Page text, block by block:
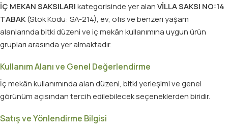
İÇ MEKAN SAKSILARIkategorisinde yer alanVİLLA SAKSI NO:14
TABAK(Stok Kodu: SA-214), ev, ofis ve benzeri yaşam
alanlarında bitki düzeni ve iç mekân kullanımına uygun ürün
grupları arasında yer almaktadır.
Kullanım Alanı ve Genel Değerlendirme
İç mekân kullanımında alan düzeni, bitki yerleşimi ve genel
görünüm açısından tercih edilebilecek seçeneklerden biridir.
Satış ve Yönlendirme Bilgisi